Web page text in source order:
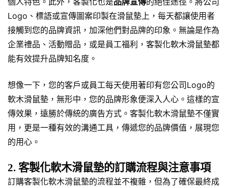
Logo、標語或宣傳圖案印製在滑鼠墊上，每天都讓使用者
接觸到您的品牌資訊，加深他們對品牌的印象。無論是作為
企業禮品、活動贈品，或是員工福利，客製化軟木滑鼠墊都
能有效提升品牌知名度。
想像一下，您的客戶或員工每天使用著印有您公司Logo的
軟木滑鼠墊，無形中，您的品牌形象便深入人心。這樣的宣
傳效果，遠勝於傳統的廣告方式。客製化軟木滑鼠墊不僅實
用，更是一種有效的溝通工具，傳遞您的品牌價值，展現您
的用心。
2. 客製化軟木滑鼠墊的訂購流程與注意事項
訂購客製化軟木滑鼠墊的流程並不複雜，但為了確保最終成